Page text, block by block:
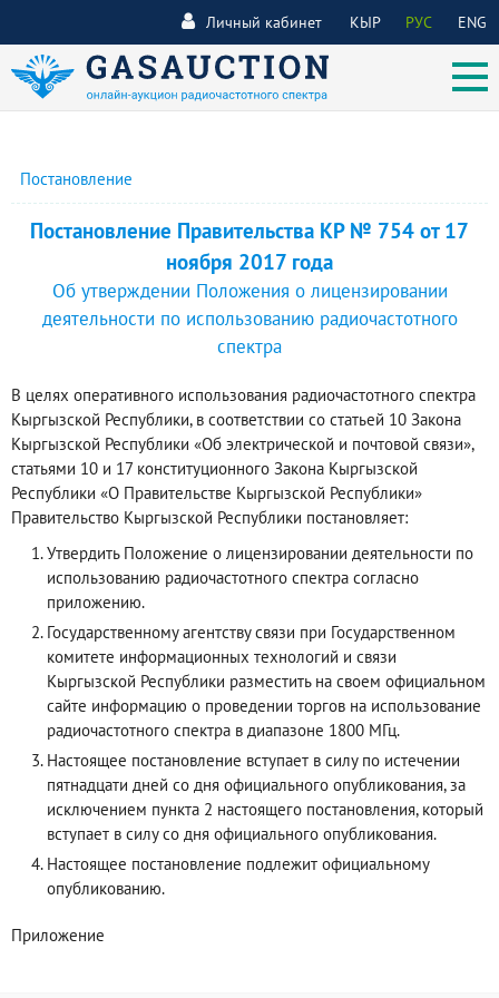
КЫР РУС ENG
Личный кабинет
Постановление
Постановление Правительства КР № 754 от 17
ноября 2017 года
Об утверждении Положения о лицензировании
деятельности по использованию радиочастотного
спектра
В целях оперативного использования радиочастотного спектра
Кыргызской Республики, в соответствии со статьей 10 Закона
Кыргызской Республики «Об электрической и почтовой связи»,
статьями 10 и 17 конституционного Закона Кыргызской
Республики «О Правительстве Кыргызской Республики»
Правительство Кыргызской Республики постановляет:
Утвердить Положение о лицензировании деятельности по
использованию радиочастотного спектра согласно
приложению.
Государственному агентству связи при Государственном
комитете информационных технологий и связи
Кыргызской Республики разместить на своем официальном
сайте информацию о проведении торгов на использование
радиочастотного спектра в диапазоне 1800 МГц.
Настоящее постановление вступает в силу по истечении
пятнадцати дней со дня официального опубликования, за
исключением пункта 2 настоящего постановления, который
вступает в силу со дня официального опубликования.
Настоящее постановление подлежит официальному
опубликованию.
Приложение